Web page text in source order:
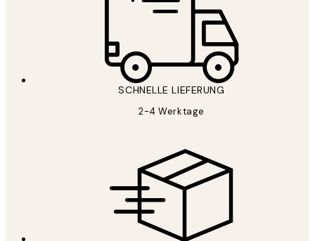
SCHNELLE LIEFERUNG
2-4 Werktage